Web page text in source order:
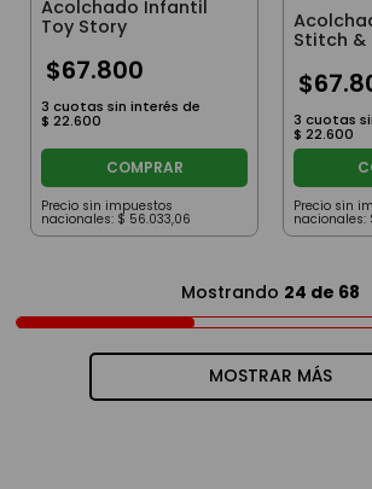
Acolchado Infantil
Toy Story
$67.800
3 cuotas sin interés de
$ 22.600
COMPRAR
Precio sin impuestos
nacionales: $ 56.033,06
Stitch &
$67.
3 cuotas
$ 22.600
Precio sin
nacionales:
Mostrando 24 de 68
MOSTRAR MÁS